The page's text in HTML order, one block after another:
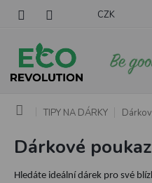
CZK
Domů TIPY NA DÁRKY
Dárkové
Hledáte ideální dárek pro své